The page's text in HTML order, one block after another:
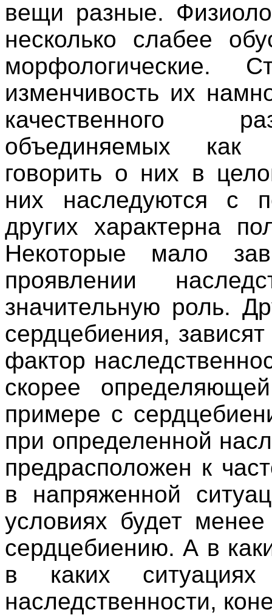
вещи разные.
несколько слабее
морфологические.
изменчивость их
качественного
объединяемых как
говорить о них в
них наследуются с
других характерна
Некоторые мало
проявлении
значительную роль.
сердцебиения,
фактор
скорее
примере с
при определенной
предрасположен к
в напряженной
условиях будет
сердцебиению. А в
в каких
наследственности,